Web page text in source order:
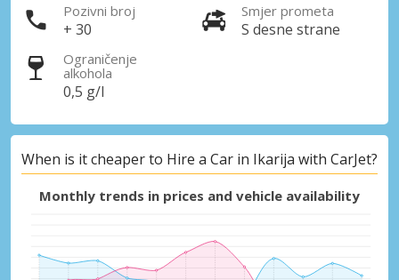
Pozivni broj
+ 30
Smjer prometa
S desne strane
Ograničenje
alkohola
0,5 g/l
When is it cheaper to Hire a Car in Ikarija with CarJet?
Monthly trends in prices and vehicle availability